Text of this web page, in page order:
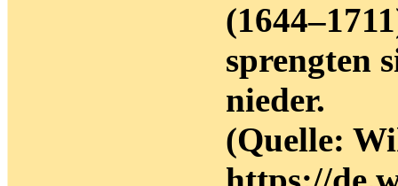
sprengten
nieder.
(Quelle: